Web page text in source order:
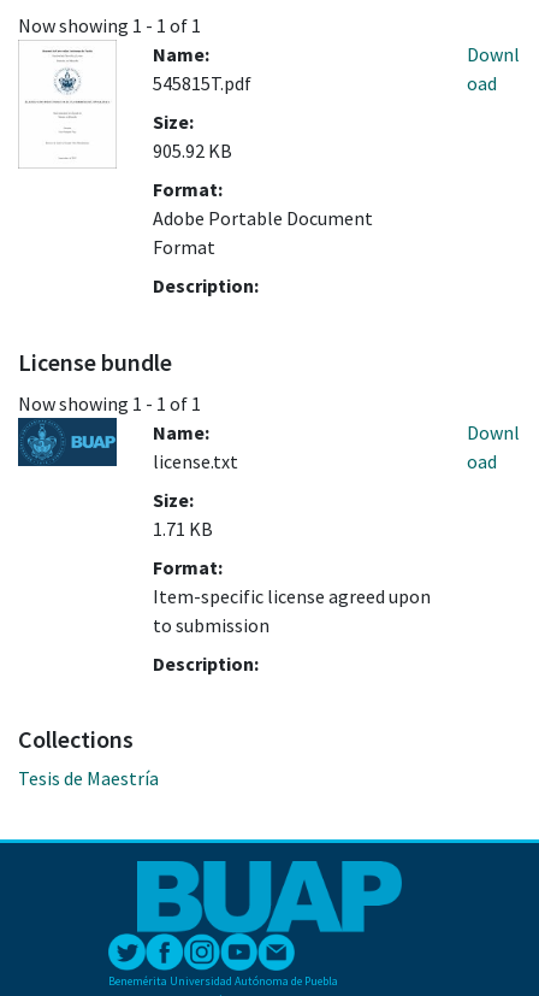
Now showing 1 - 1 of 1
Name:
545815T.pdf
Size:
905.92 KB
Format:
Adobe Portable Document
Format
Description:
Downl
oad
License bundle
Now showing 1 - 1 of 1
Name:
license.txt
Size:
1.71 KB
Format:
Item-specific license agreed upon
to submission
Description:
Downl
oad
Collections
Tesis de Maestría
Benemérita Universidad Autónoma de Puebla